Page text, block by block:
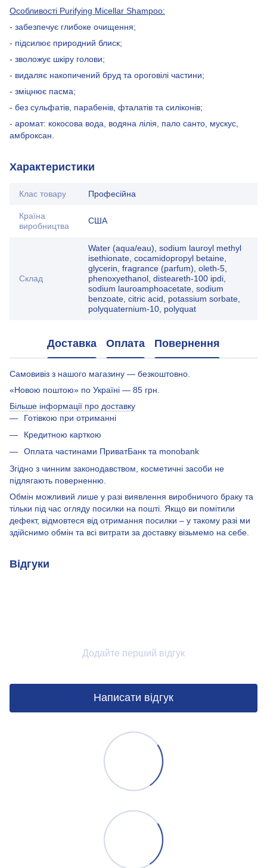
Особливості Purifying Micellar Shampoo:
- забезпечує глибоке очищення;
- підсилює природний блиск;
- зволожує шкіру голови;
- видаляє накопичений бруд та ороговілі частини;
- зміцнює пасма;
- без сульфатів, парабенів, фталатів та силіконів;
- аромат: кокосова вода, водяна лілія, пало санто, мускус,
амброксан.
Характеристики
Клас товару Професійна
Країна
виробництва
США
Склад
Water (aqua/eau), sodium lauroyl methyl
isethionate, cocamidopropyl betaine,
glycerin, fragrance (parfum), oleth-5,
phenoxyethanol, disteareth-100 ipdi,
sodium lauroamphoacetate, sodium
benzoate, citric acid, potassium sorbate,
polyquaternium-10, polyquat
Доставка Оплата Повернення
Самовивіз з нашого магазину — безкоштовно.
«Новою поштою» по Україні — 85 грн.
Більше інформації про доставку
Готівкою при отриманні
Кредитною карткою
Оплата частинами ПриватБанк та monobank
Згідно з чинним законодавством, косметичні засоби не
підлягають поверненню.
Обмін можливий лише у разі виявлення виробничого браку та
тільки під час огляду посилки на пошті. Якщо ви помітили
дефект, відмовтеся від отримання посилки – у такому разі ми
здійснимо обмін та всі витрати за доставку візьмемо на себе.
Відгуки
Додайте перший відгук
Написати відгук